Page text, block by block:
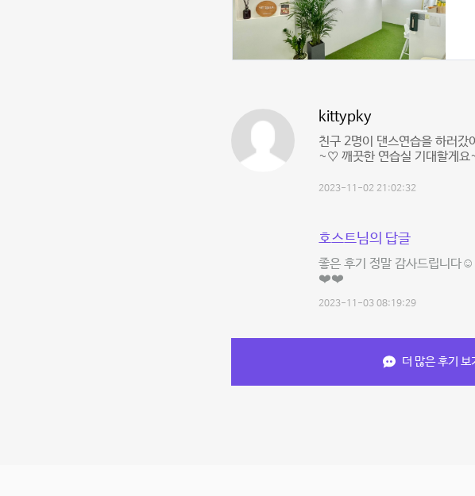
kittypky
친구 2명이 댄스연습을 하러
~♡ 깨끗한 연습실 기대할게요
2023-11-02 21:02:32
호스트님의 답글
좋은 후기 정말 감사드립니다
❤️❤️
2023-11-03 08:19:29
더 많은 후기 보